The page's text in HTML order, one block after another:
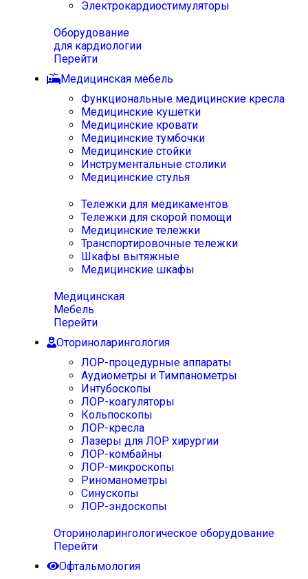
Электрокардиостимуляторы
Оборудование
для кардиологии
Перейти
Медицинская мебель
Функциональные медицинские кресла
Медицинские кушетки
Медицинские кровати
Медицинские тумбочки
Медицинские стойки
Инструментальные столики
Медицинские стулья
Тележки для медикаментов
Тележки для скорой помощи
Медицинские тележки
Транспортировочные тележки
Шкафы вытяжные
Медицинские шкафы
Медицинская
Мебель
Перейти
Оториноларингология
ЛОР-процедурные аппараты
Аудиометры и Тимпанометры
Интубоскопы
ЛОР-коагуляторы
Кольпоскопы
ЛОР-кресла
Лазеры для ЛОР хирургии
ЛОР-комбайны
ЛОР-микроскопы
Риноманометры
Синускопы
ЛОР-эндоскопы
Оториноларингологическое оборудование
Перейти
Офтальмология